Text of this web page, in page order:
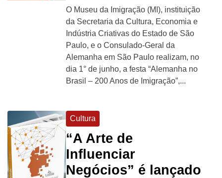
O Museu da Imigração (MI), instituição
da Secretaria da Cultura, Economia e
Indústria Criativas do Estado de São
Paulo, e o Consulado-Geral da
Alemanha em São Paulo realizam, no
dia 1° de junho, a festa “Alemanha no
Brasil – 200 Anos de Imigração”,...
Cultura
“A Arte de
Influenciar
Negócios” é lançado